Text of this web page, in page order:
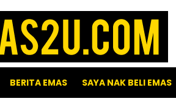
BERITA EMAS SAYA NAK BELI EMAS